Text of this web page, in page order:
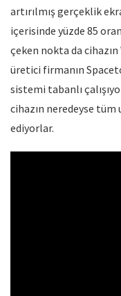
artırılmış gerçeklik
içerisinde yüzde 85
çeken nokta da
üretici firmanın
sistemi tabanlı
cihazın neredeyse tüm
ediyorlar.